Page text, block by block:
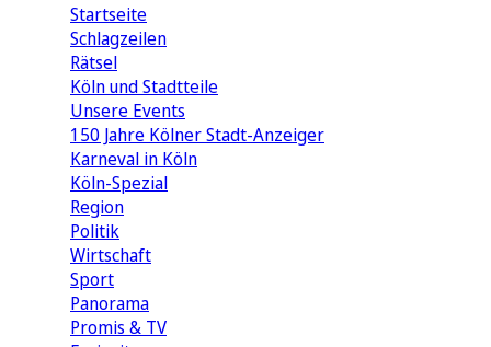
Startseite
Schlagzeilen
Rätsel
Köln und Stadtteile
Unsere Events
150 Jahre Kölner Stadt-Anzeiger
Karneval in Köln
Köln-Spezial
Region
Politik
Wirtschaft
Sport
Panorama
Promis & TV